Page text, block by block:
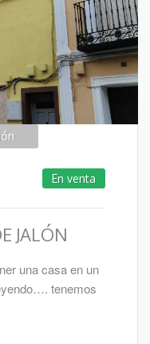
En venta
JALÓN
una casa en un
tenemos